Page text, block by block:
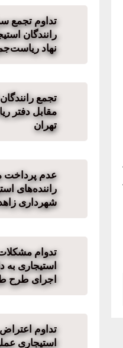
تداوم تجمع
رانندگان
نهاد
تجمع
مقابل دفتر
تهران
عدم پرداخت
راننده‌های
شهرداری
تدوام
استیجاری به
اجرای طرح
تداوم
استیجاری